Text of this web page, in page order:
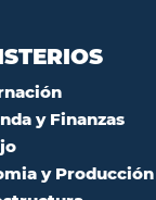
y Finanzas
y Producción